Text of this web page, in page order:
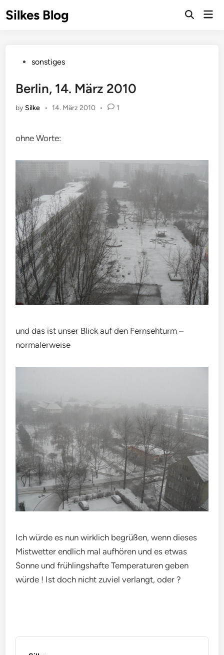
toSilkes Blog
Postedsonstiges
Berlin, 14. März 2010
by Silke • 14. März 2010 • 1
ohne Worte:
und das ist unser Blick auf den Fernsehturm –
normalerweise
Ich würde es nun wirklich begrüßen, wenn dieses
Mistwetter endlich mal aufhören und es etwas
Sonne und frühlingshafte Temperaturen geben
würde ! Ist doch nicht zuviel verlangt, oder ?